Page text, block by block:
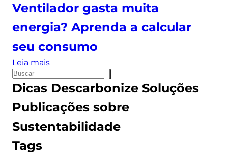
d
a
e
e
n
e
r
i
Ventilador gasta muita
energia? Aprenda a calcular
seu consumo
Leia mais:
e
t
i
P
e
q
u
s
Dicas Descarbonize Soluções
Publicações sobre
Sustentabilidade
Tags